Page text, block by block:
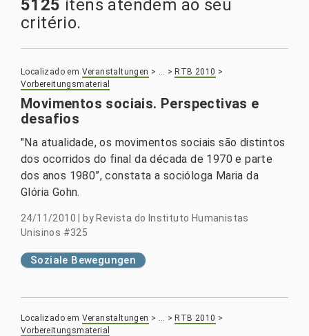
5125 itens atendem ao seu
critério.
Localizado em Veranstaltungen > … > RTB 2010 >
Vorbereitungsmaterial
Movimentos sociais. Perspectivas e
desafios
"Na atualidade, os movimentos sociais são distintos
dos ocorridos do final da década de 1970 e parte
dos anos 1980”, constata a socióloga Maria da
Glória Gohn.
24/11/2010 by Revista do Instituto Humanistas
Unisinos #325
Soziale Bewegungen
Localizado em Veranstaltungen > … > RTB 2010 >
Vorbereitungsmaterial